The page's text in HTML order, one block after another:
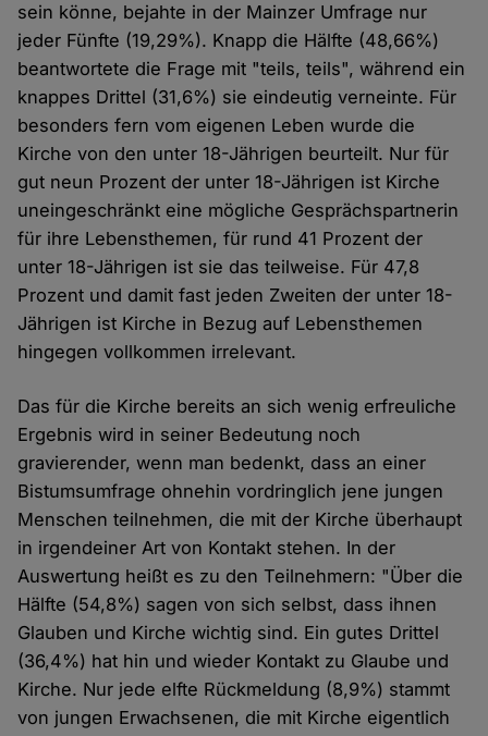
sein könne, bejahte in der Mainzer Umfrage nur
jeder Fünfte (19,29%). Knapp die Hälfte (48,66%)
beantwortete die Frage mit "teils, teils", während ein
knappes Drittel (31,6%) sie eindeutig verneinte. Für
besonders fern vom eigenen Leben wurde die
Kirche von den unter 18-Jährigen beurteilt. Nur für
gut neun Prozent der unter 18-Jährigen ist Kirche
uneingeschränkt eine mögliche Gesprächspartnerin
für ihre Lebensthemen, für rund 41 Prozent der
unter 18-Jährigen ist sie das teilweise. Für 47,8
Prozent und damit fast jeden Zweiten der unter 18-
Jährigen ist Kirche in Bezug auf Lebensthemen
hingegen vollkommen irrelevant.
Das für die Kirche bereits an sich wenig erfreuliche
Ergebnis wird in seiner Bedeutung noch
gravierender, wenn man bedenkt, dass an einer
Bistumsumfrage ohnehin vordringlich jene jungen
Menschen teilnehmen, die mit der Kirche überhaupt
in irgendeiner Art von Kontakt stehen. In der
Auswertung heißt es zu den Teilnehmern: "Über die
Hälfte (54,8%) sagen von sich selbst, dass ihnen
Glauben und Kirche wichtig sind. Ein gutes Drittel
(36,4%) hat hin und wieder Kontakt zu Glaube und
Kirche. Nur jede elfte Rückmeldung (8,9%) stammt
von jungen Erwachsenen, die mit Kirche eigentlich